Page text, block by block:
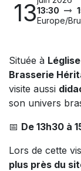
1313:30
Europe/
Située à
Brasserie
visite aussi
son univers
📅 De 13h30 à
Lors de cette
plus près du